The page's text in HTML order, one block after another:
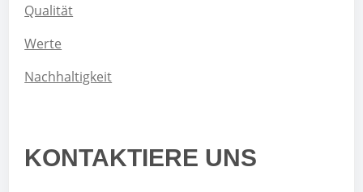
Qualität
Werte
Nachhaltigkeit
KONTAKTIERE UNS